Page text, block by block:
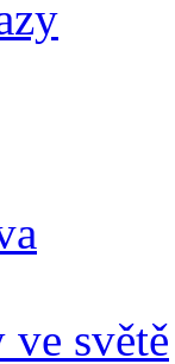
ve světě